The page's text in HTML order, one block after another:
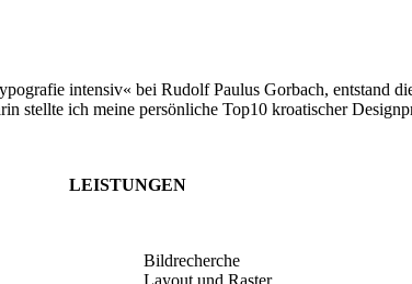
intensiv« bei Rudolf Paulus Gorbach, entstand
stellte ich meine persönliche Top10 kroatischer
LEISTUNGEN
Bildrecherche
Layout und Raster